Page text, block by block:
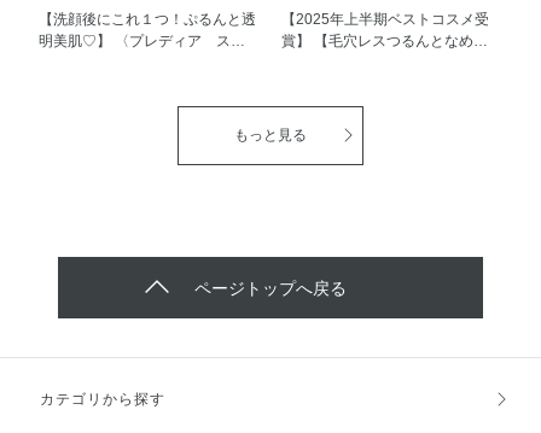
のようなふっくらとすべすべの肌
に✨ 是非お試しください！
【洗顔後にこれ１つ！ぷるんと透
明美肌♡】 〈プレディア ス
くぷるんとしたジェルにたっぷり
びきます！ 肌が日中に受けたダ
メージを感じさせず、熟睡したよ
うな肌にみちびきます。 雪
焼けや日焼け後の火照りにも♡
のライフスタイルに合わせてお試
【2025年上半期ベストコスメ受
賞】 【毛穴レスつるんとなめら
毛穴より小さな自然由来マイクロ
スクラブが、毛穴まわりの古い角
く一掃します！ しっかり洗浄す
＝＝＝＝＝＝＝＝＝＝＝＝＝＝
※保湿スクラブはグルコマンナ
ン・（メタクリル酸グリセリルア
ミドエチル/メタクリル酸ステア
もっと見る
ページトップへ戻る
カテゴリから探す